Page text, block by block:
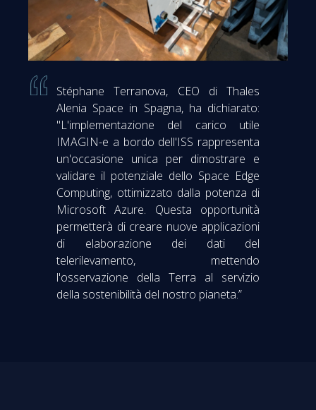
Stéphane Terranova, CEO di Thales
Alenia Space in Spagna, ha dichiarato:
"L'implementazione del carico utile
IMAGIN-e a bordo dell'ISS rappresenta
un'occasione unica per dimostrare e
validare il potenziale dello Space Edge
Computing, ottimizzato dalla potenza di
Microsoft Azure. Questa opportunità
permetterà di creare nuove applicazioni
di elaborazione dei dati del
telerilevamento, mettendo
l'osservazione della Terra al servizio
della sostenibilità del nostro pianeta.”